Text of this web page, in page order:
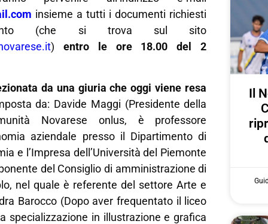
insieme a tutti i documenti richiesti
(che si trova sul sito
) entro le ore 18.00 del 2
da una giuria che oggi viene resa
da: Davide Maggi (Presidente della
Novarese onlus, è professore
aziendale presso il Dipartimento di
e l’Impresa dell’Università del Piemonte
del Consiglio di amministrazione di
nel quale è referente del settore Arte e
Barocco (Dopo aver frequentato il liceo
specializzazione in illustrazione e grafica
Il